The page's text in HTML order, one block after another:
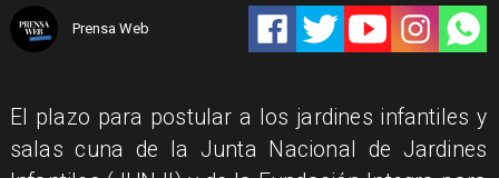
Prensa Web
El plazo para postular a los jardines infantiles y
salas cuna de la Junta Nacional de Jardines